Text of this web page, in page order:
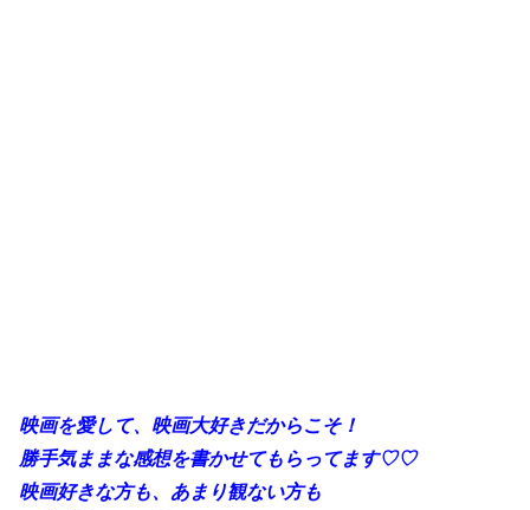
映画を愛して、映画大好きだからこそ！
勝手気ままな感想を書かせてもらってます♡♡
映画好きな方も、あまり観ない方も